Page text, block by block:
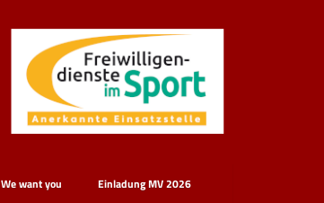
We want you Einladung MV 2026